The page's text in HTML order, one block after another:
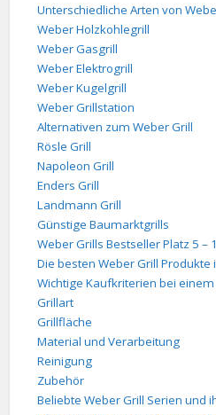
Unterschiedliche Arten von
Weber Holzkohlegrill
Weber Gasgrill
Weber Elektrogrill
Weber Kugelgrill
Weber Grillstation
Alternativen zum Weber Grill
Rösle Grill
Napoleon Grill
Enders Grill
Landmann Grill
Günstige Baumarktgrills
Weber Grills Bestseller Platz 5 –
Die besten Weber Grill Produkte
Wichtige Kaufkriterien bei einem
Grillart
Grillfläche
Material und Verarbeitung
Reinigung
Zubehör
Beliebte Weber Grill Serien und